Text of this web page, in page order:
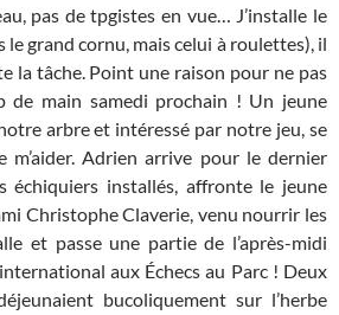
pas de tpgistes en vue… J’installe le
le grand cornu, mais celui à roulettes), il
la tâche. Point une raison pour ne pas
de main samedi prochain ! Un jeune
arbre et intéressé par notre jeu, se
m’aider. Adrien arrive pour le dernier
échiquiers installés, affronte le jeune
Christophe Claverie, venu nourrir les
et passe une partie de l’après-midi
aux Échecs au Parc ! Deux
bucoliquement sur l’herbe